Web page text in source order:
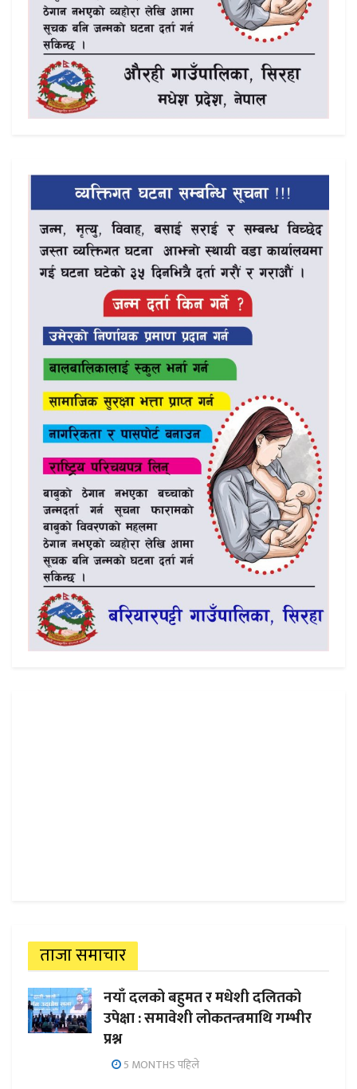
ताजा समाचार
नयाँ दलको बहुमत र मधेशी दलितको
उपेक्षा : समावेशी लोकतन्त्रमाथि गम्भीर
प्रश्न
5 MONTHS पहिले